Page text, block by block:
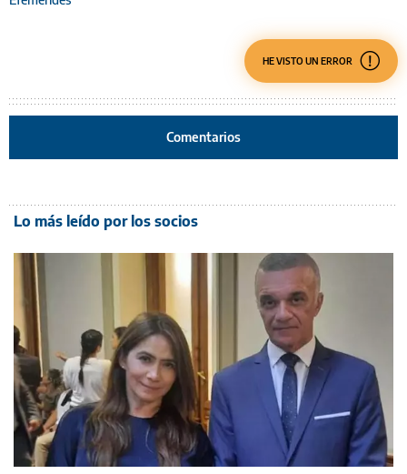
HE VISTO UN ERROR
Comentarios
Lo más leído por los socios